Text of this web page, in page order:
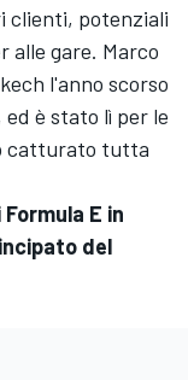
clienti, potenziali
alle gare. Marco
l'anno scorso
è stato lì per le
catturato tutta
E in
del